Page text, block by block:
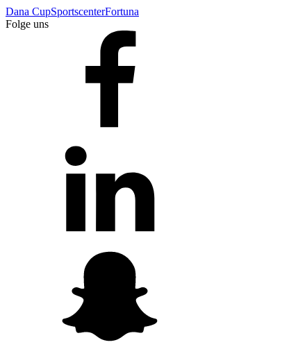
Dana CupSportscenterFortuna
Folge uns